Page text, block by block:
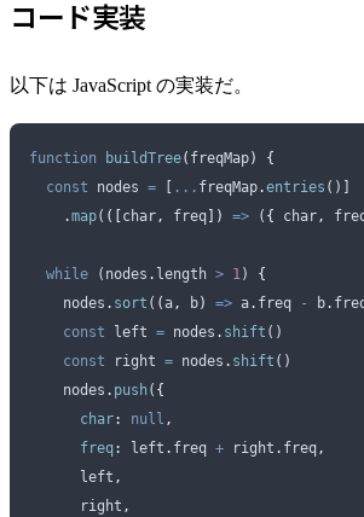
コード実装
以下は JavaScript の実装だ。
function buildTree( freqMap)
{
  const
nodes = [ ... freqMap.entries ()]
    .
map( ([char , freq]) => ( { char ,
  while
( nodes . length > 1 ) {
    nodes
. sort ( ( a , b) => a. freq - b.
    const
left = nodes . shift ()
    const
right = nodes . shift ()
    nodes
. push ( {
      char
: null ,
      freq
: left . freq + right . freq ,
      left
,
      right
,